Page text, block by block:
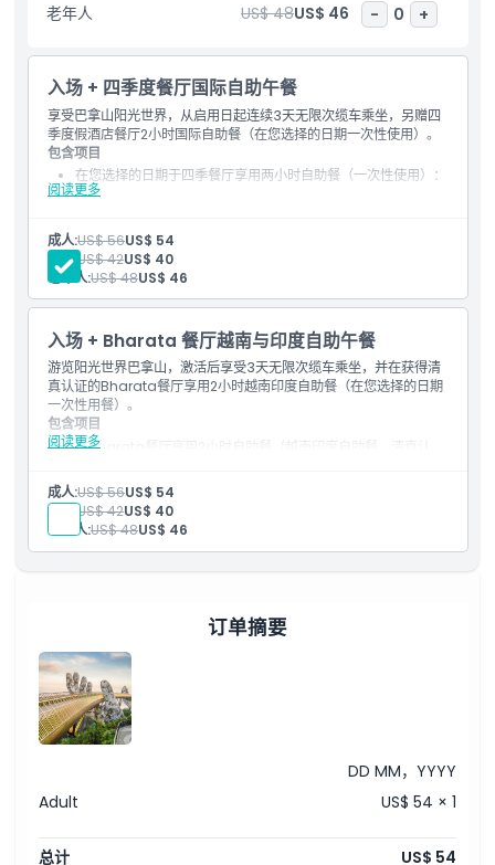
需要了解的事项
位置
取消政策
老年人 US$ 48US$ 46 - 0 +
入场 + 四季度餐厅国际自助午餐
享受巴拿山阳光世界，从启用日起连续3天无限次缆车乘坐，另赠四
季度假酒店餐厅2小时国际自助餐（在您选择的日期一次性使用）。
阅读更多
包含项目
在您选择的日期于四季餐厅享用两小时自助餐（一次性使用）：
菜单
成人:US$ 56US$ 54
儿童: US$ 42US$ 40
老年人:US$ 48US$ 46
入场 + Bharata 餐厅越南与印度自助午餐
游览阳光世界巴拿山，激活后享受3天无限次缆车乘坐，并在获得清
真认证的Bharata餐厅享用2小时越南印度自助餐（在您选择的日期
一次性用餐）。
阅读更多
包含项目
在Bharata餐厅享用2小时自助餐（越南印度自助餐，清真认
激活后连续3天无限次乘坐缆车（在票面打印的有效期内）
成人:US$ 56US$ 54
儿童: US$ 42US$ 40
老年人:US$ 48US$ 46
订单摘要
DD MM，YYYY
Adult
US$ 54 × 1
总计 US$ 54